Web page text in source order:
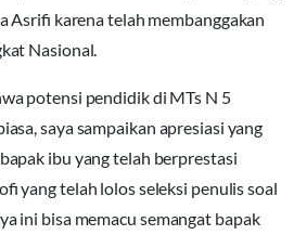
Asrifi karena telah membanggakan
Nasional.
potensi pendidik di MTs N 5
saya sampaikan apresiasi yang
ibu yang telah berprestasi
yang telah lolos seleksi penulis soal
ini bisa memacu semangat bapak